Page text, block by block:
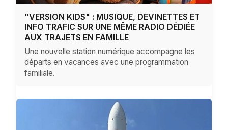
"VERSION KIDS" : MUSIQUE, DEVINETTES ET
INFO TRAFIC SUR UNE MÊME RADIO DÉDIÉE
AUX TRAJETS EN FAMILLE
Une nouvelle station numérique accompagne les
départs en vacances avec une programmation
familiale.